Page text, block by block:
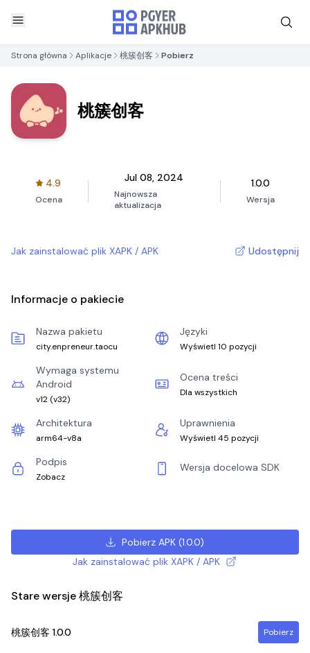
Strona główna Aplikacje 桃簇创客 Pobierz
桃簇创客
4.9
Ocena
Jul 08, 2024
Najnowsza
aktualizacja
1.0.0
Wersja
Jak zainstalować plik XAPK / APK Udostępnij
Informacje o pakiecie
Nazwa pakietu
city.enpreneur.taocu
Języki
Wyświetl 10 pozycji
Wymaga systemu
Android
v12(v32)
Ocena treści
Dla wszystkich
Architektura
arm64-v8a
Uprawnienia
Wyświetl 45 pozycji
Podpis
Zobacz
Wersja docelowa SDK
Pobierz APK (1.0.0)
Jak zainstalować plik XAPK / APK
Stare wersje 桃簇创客
桃簇创客 1.0.0 Pobierz